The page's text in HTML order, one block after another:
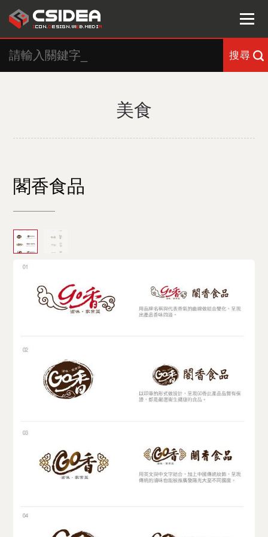
搜尋
美食
閣香食品